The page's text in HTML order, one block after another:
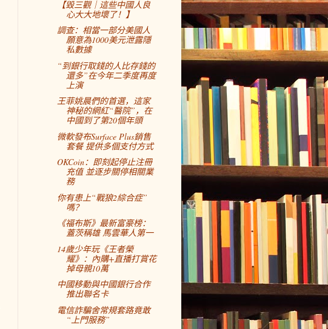
【毀三觀｜這些中國人良
心大大地壞了！】
調查：相當一部分美國人
願意為1000美元泄露隱
私數據
“到銀行取錢的人比存錢的
還多”在今年二季度再度
上演
王菲姚晨們的首選，這家
神秘的網紅“醫院”，在
中國到了第20個年頭
微軟發布Surface Plus銷售
套餐 提供多個支付方式
OKCoin：即刻起停止注冊
充值 並逐步關停相關業
務
你有患上“戰狼2綜合症”
嗎？
《福布斯》最新富豪榜：
蓋茨稱雄 馬雲華人第一
14歲少年玩《王者榮
耀》：內購+直播打賞花
掉母親10萬
中國移動與中國銀行合作
推出聯名卡
電信詐騙舍常規套路竟敢
“上門服務”